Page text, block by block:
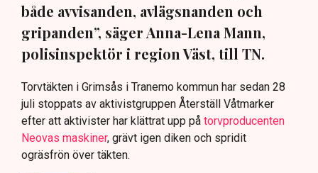
både avvisanden, avlägsnanden och
gripanden”, säger Anna-Lena Mann,
polisinspektör i region Väst, till TN.
Torvtäkten i Grimsås i Tranemo kommun har sedan 28
juli stoppats av aktivistgruppen Återställ Våtmarker
efter att aktivister har klättrat upp på torvproducenten
Neovas maskiner, grävt igen diken och spridit
ogräsfrön över täkten.